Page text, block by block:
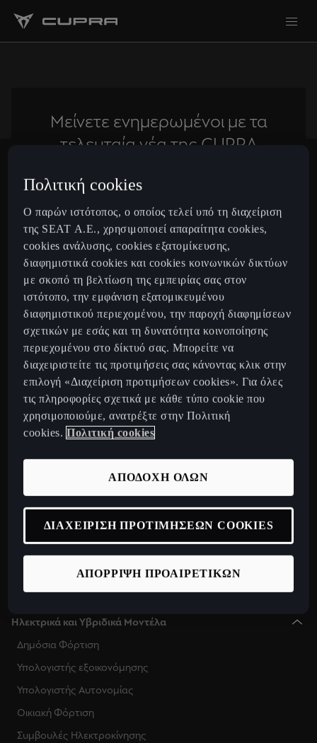
Μείνετε ενημερωμένοι με τα
τελευταία νέα της CUPRA
Subscribe
Ελληνικά
Μοντέλα
CUPRA Tavascan Fully Electric SUV Coupe
CUPRA Terramar 2025 Plug-In Hybrid SUV
CUPRA Formentor 2025 e-Hybrid
CUPRA Leon 2025 e-Hybrid
CUPRA Leon Sportstourer 2025 e-Hybrid
CUPRA Born Fully Electric Car
Νέο CUPRA Raval 2026
Ανακαλύψτε την CUPRA
Configurator
Δίκτυο
CUPRA Collection
Ηλεκτρικά και Υβριδικά Μοντέλα
Δημόσια Φόρτιση
Υπολογιστής εξοικονόμησης
Υπολογιστής Αυτονομίας
Οικιακή Φόρτιση
Συμβουλές Ηλεκτροκίνησης
Πολιτική cookies
Ο παρών ιστότοπος, ο οποίος τελεί υπό τη διαχείριση
της SEAT Α.Ε., χρησιμοποιεί απαραίτητα cookies,
cookies ανάλυσης, cookies εξατομίκευσης,
διαφημιστικά cookies και cookies κοινωνικών δικτύων
με σκοπό τη βελτίωση της εμπειρίας σας στον
ιστότοπο, την εμφάνιση εξατομικευμένου
διαφημιστικού περιεχομένου, την παροχή διαφημίσεων
σχετικών με εσάς και τη δυνατότητα κοινοποίησης
περιεχομένου στο δίκτυό σας. Μπορείτε να
διαχειριστείτε τις προτιμήσεις σας κάνοντας κλικ στην
επιλογή «Διαχείριση προτιμήσεων cookies». Για όλες
τις πληροφορίες σχετικά με κάθε τύπο cookie που
χρησιμοποιούμε, ανατρέξτε στην Πολιτική
cookies. Πολιτική cookies
ΑΠΟΡΡΙΨΗ ΠΡΟΑΙΡΕΤΙΚΩΝ
ΑΠΟΔΟΧΗ ΟΛΩΝ
ΔΙΑΧΕΙΡΙΣΗ ΠΡΟΤΙΜΗΣΕΩΝ COOKIES